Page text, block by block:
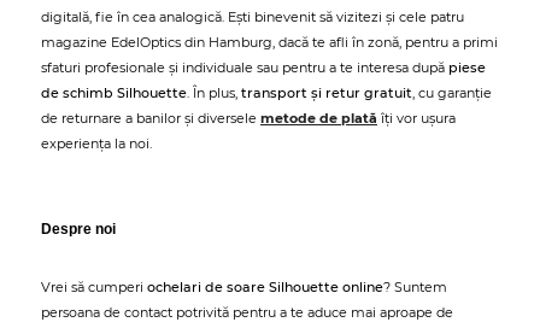
digitală, fie în cea analogică. Ești binevenit să vizitezi și cele patru
magazine EdelOptics din Hamburg, dacă te afli în zonă, pentru a primi
sfaturi profesionale și individuale sau pentru a te interesa după piese
de schimb Silhouette. În plus, transport și retur gratuit, cu garanție
de returnare a banilor și diversele metode de plată îți vor ușura
experiența la noi.
Despre noi
Vrei să cumperi ochelari de soare Silhouette online? Suntem
persoana de contact potrivită pentru a te aduce mai aproape de